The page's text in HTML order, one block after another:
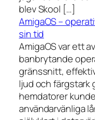
blev Skool […]
AmigaOS –
sin tid
AmigaOS var ett
banbrytande
gränssnitt,
ljud och färgstark
hemdatorer
användarvänliga